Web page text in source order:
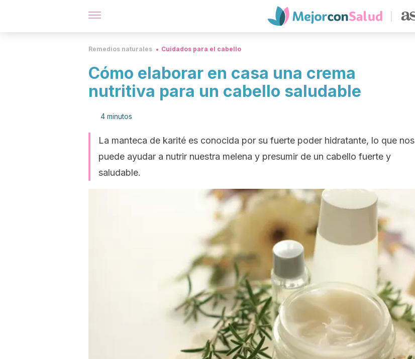
Remedios naturales Cuidados para el cabello
Cómo elaborar en casa una crema
nutritiva para un cabello saludable
4 minutos
La manteca de karité es conocida por su fuerte poder hidratante, lo que nos
puede ayudar a nutrir nuestra melena y presumir de un cabello fuerte y
saludable.